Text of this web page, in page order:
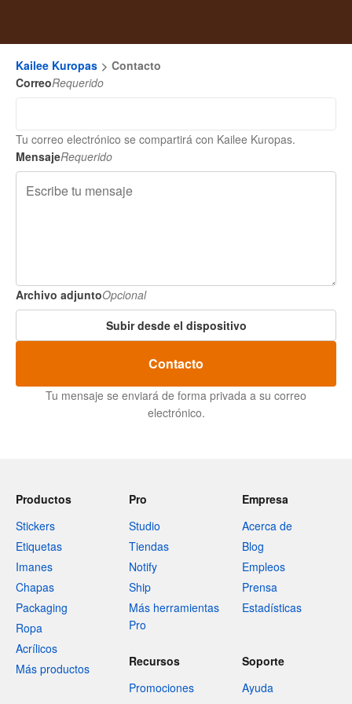
Kailee Kuropas
Contacto
CorreoRequerido
Tu correo electrónico se compartirá con Kailee Kuropas.
MensajeRequerido
Archivo adjuntoOpcional
Subir desde el dispositivo
Contacto
Tu mensaje se enviará de forma privada a su correo
electrónico.
Productos
Stickers
Etiquetas
Imanes
Chapas
Packaging
Ropa
Acrílicos
Más productos
Pro
Studio
Tiendas
Notify
Ship
Más herramientas
Pro
Empresa
Acerca de
Blog
Empleos
Prensa
Estadísticas
Recursos
Promociones
Soporte
Ayuda